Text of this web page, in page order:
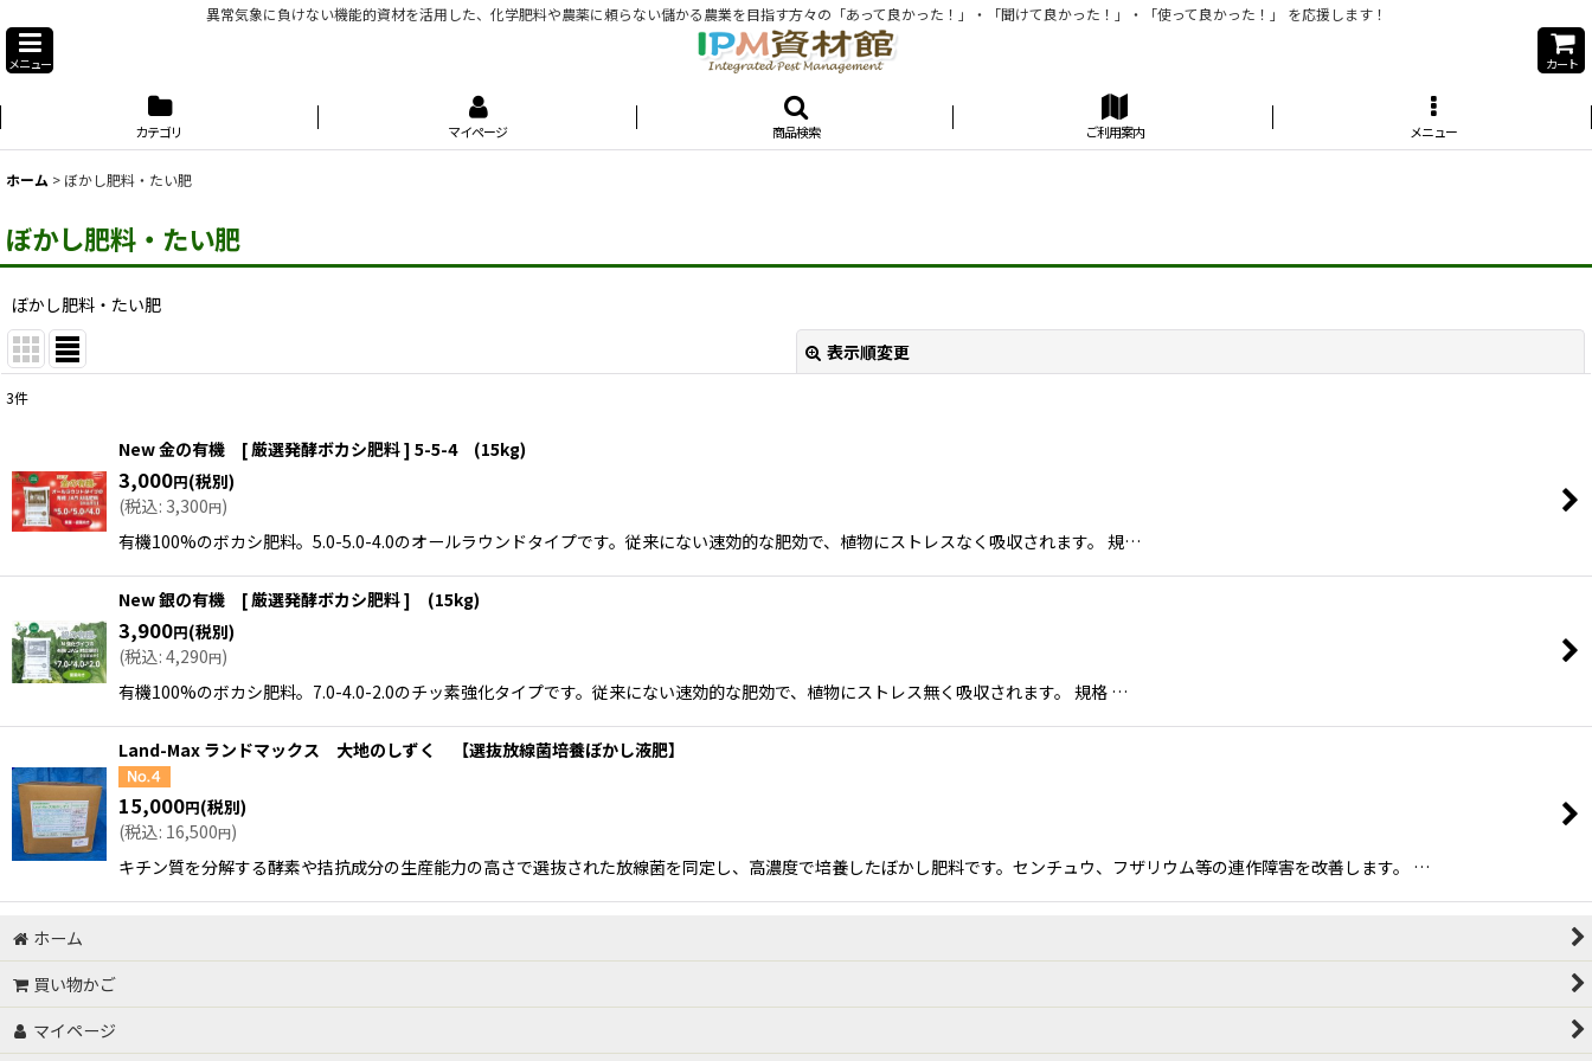
異常気象に負けない機能的資材を活用した、化学肥料や農薬に頼らない儲かる農業を目指す方々の「あって良かった！」・「聞けて良かった！」・「使って良かった！」 を応援します！
メニュー カート
カテゴリ マイページ 商品検索 ご利用案内 メニュー
ホーム > ぼかし肥料・たい肥
ぼかし肥料・たい肥
ぼかし肥料・たい肥
表示順変更
並び順:
3件
New 金の有機 [ 厳選発酵ボカシ肥料 ] 5-5-4 (15kg)
3,000円(税別)
(税込: 3,300円)
有機100%のボカシ肥料。5.0-5.0-4.0のオールラウンドタイプです。従来にない速効的な肥効で、植物にストレスなく吸収されます。 規…
New 銀の有機 [ 厳選発酵ボカシ肥料 ] (15kg)
3,900円(税別)
(税込: 4,290円)
有機100%のボカシ肥料。7.0-4.0-2.0のチッ素強化タイプです。従来にない速効的な肥効で、植物にストレス無く吸収されます。 規格 …
Land-Max ランドマックス 大地のしずく 【選抜放線菌培養ぼかし液肥】
15,000円(税別)
(税込: 16,500円)
キチン質を分解する酵素や拮抗成分の生産能力の高さで選抜された放線菌を同定し、高濃度で培養したぼかし肥料です。センチュウ、フザリウム等の連作障害を改善します。 …
ホーム
買い物かご
マイページ